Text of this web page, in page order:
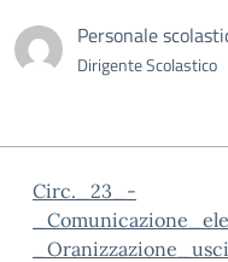
Personale
Dirigente Scolastico
Circ._23_-